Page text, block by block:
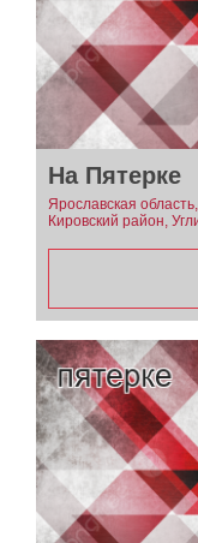
На Пятерке
Ярославская
Кировский район,